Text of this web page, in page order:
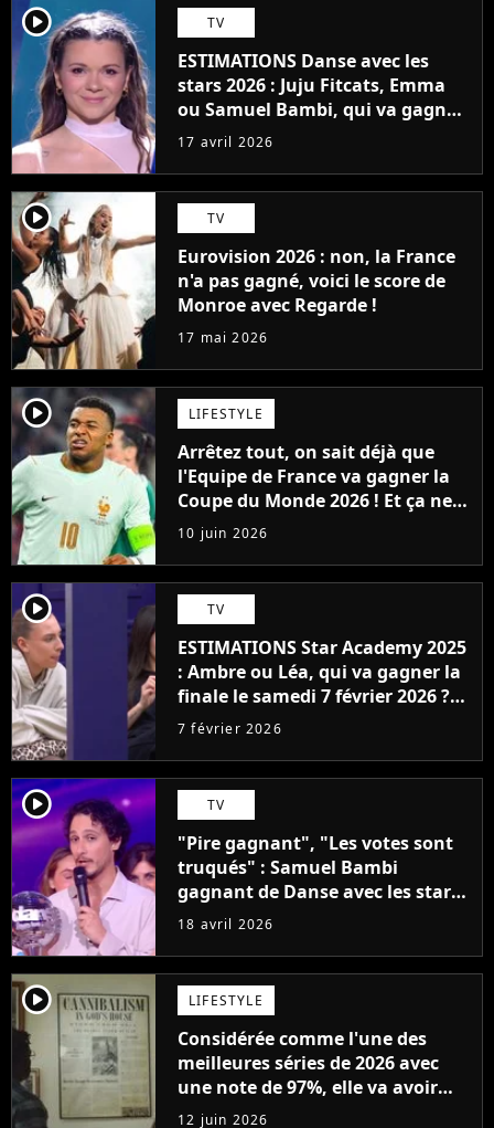
player2 TV
ESTIMATIONS Danse avec les
stars 2026 : Juju Fitcats, Emma
ou Samuel Bambi, qui va gagner
la finale du 17 avril ? Le public a
17 avril 2026
player2 TV
Eurovision 2026 : non, la France
n'a pas gagné, voici le score de
Monroe avec Regarde !
17 mai 2026
player2 LIFESTYLE
Arrêtez tout, on sait déjà que
l'Equipe de France va gagner la
Coupe du Monde 2026 ! Et ça ne
sera pas grâce à Mbappé, ni
Dembélé
10 juin 2026
player2 TV
ESTIMATIONS Star Academy 2025
: Ambre ou Léa, qui va gagner la
finale le samedi 7 février 2026 ?
Le public a voté
7 février 2026
player2 TV
"Pire gagnant", "Les votes sont
truqués" : Samuel Bambi
gagnant de Danse avec les stars
2026, Juju Fitcats volée ?
18 avril 2026
player2 LIFESTYLE
Considérée comme l'une des
meilleures séries de 2026 avec
une note de 97%, elle va avoir
une suite en 2027
12 juin 2026